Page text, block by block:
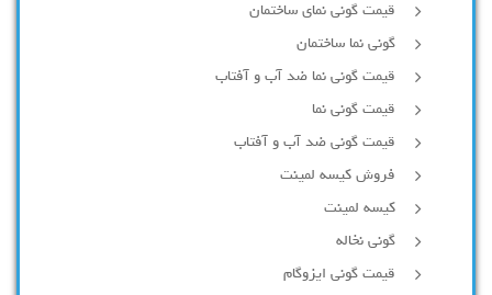
قیمت گونی نمای ساختمان
گونی نما ساختمان
قیمت گونی نما ضد آب و آفتاب
قیمت گونی نما
قیمت گونی ضد آب و آفتاب
فروش کیسه لمینت
کیسه لمینت
گونی نخاله
قیمت گونی ایزوگام